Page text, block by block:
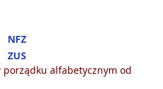
NFZ
ZUS
alfabetycznym od